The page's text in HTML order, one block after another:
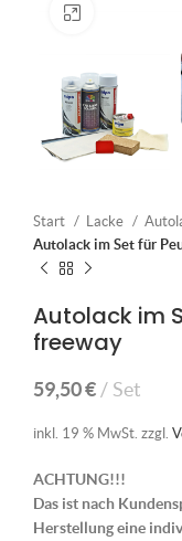
Start Lacke
Autolack im Set für
Autolack im
freeway
59,50€ Set
inkl. 19 % MwSt. zzgl.
ACHTUNG!!!
Das ist nach
Herstellung eine